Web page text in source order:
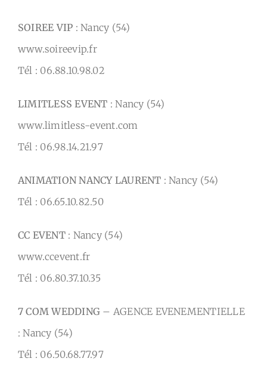
SOIREE VIP : Nancy (54)
www.soireevip.fr
Tél : 06.88.10.98.02
LIMITLESS EVENT : Nancy (54)
www.limitless-event.com
Tél : 06.98.14.21.97
ANIMATION NANCY LAURENT : Nancy (54)
Tél : 06.65.10.82.50
CC EVENT: Nancy (54)
www.ccevent.fr
Tél : 06.80.37.10.35
7 COM WEDDING – AGENCE EVENEMENTIELLE
: Nancy (54)
Tél : 06.50.68.77.97